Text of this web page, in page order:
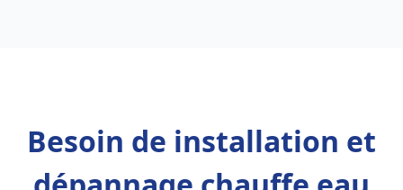
Besoin de installation et